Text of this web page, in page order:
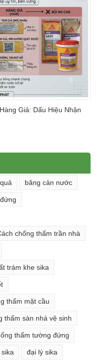
Giả: Dấu Hiệu Nhận
băng cản nước
chống thấm trần nhà
trám khe sika
thấm mặt cầu
thấm sàn nhà vệ sinh
thấm tường đứng
đại lý sika